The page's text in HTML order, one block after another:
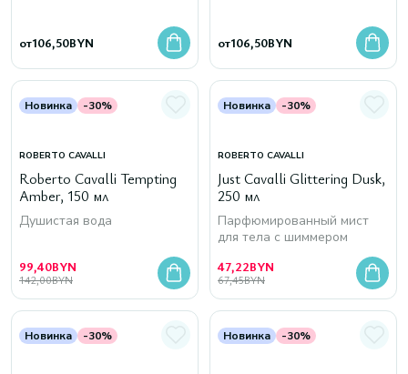
от106,50BYN от106,50BYN
Новинка -30%
ROBERTO CAVALLI
Roberto Cavalli Tempting
Amber, 150 мл
Душистая вода
99,40BYN
142,00BYN
Новинка -30%
ROBERTO CAVALLI
Just Cavalli Glittering Dusk,
250 мл
Парфюмированный мист
для тела с шиммером
47,22BYN
67,45BYN
Новинка -30% Новинка -30%